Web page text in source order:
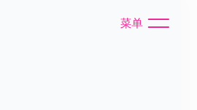
菜单